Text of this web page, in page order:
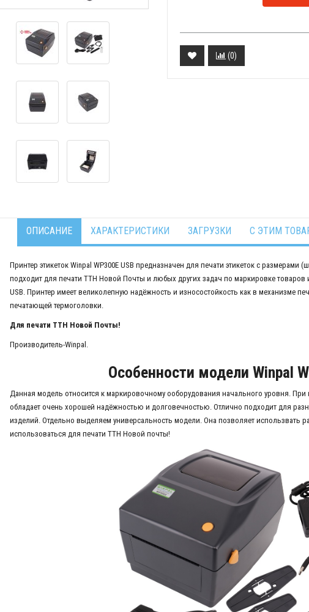
(0)
ОПИСАНИЕ ХАРАКТЕРИСТИКИ ЗАГРУЗКИ С ЭТИМ
Принтер этикеток Winpal WP300E USB предназначен для печати этикеток с
подходит для печати ТТН Новой Почты и любых других задач по маркировке товаров
USB. Принтер имеет великолепную надёжность и износостойкость как в механизме
печатающей термоголовки.
Для печати ТТН Новой Почты!
Производитель-Winpal.
Особенности модели Winpal
Данная модель относится к маркировочному ооборудования начального уровня. При
обладает очень хорошей надёжностью и долговечностью. Отлично подходит для
изделий. Отдельно выделяем универсальность модели. Она позволяет использвать
использоваться для печати ТТН Новой почты!